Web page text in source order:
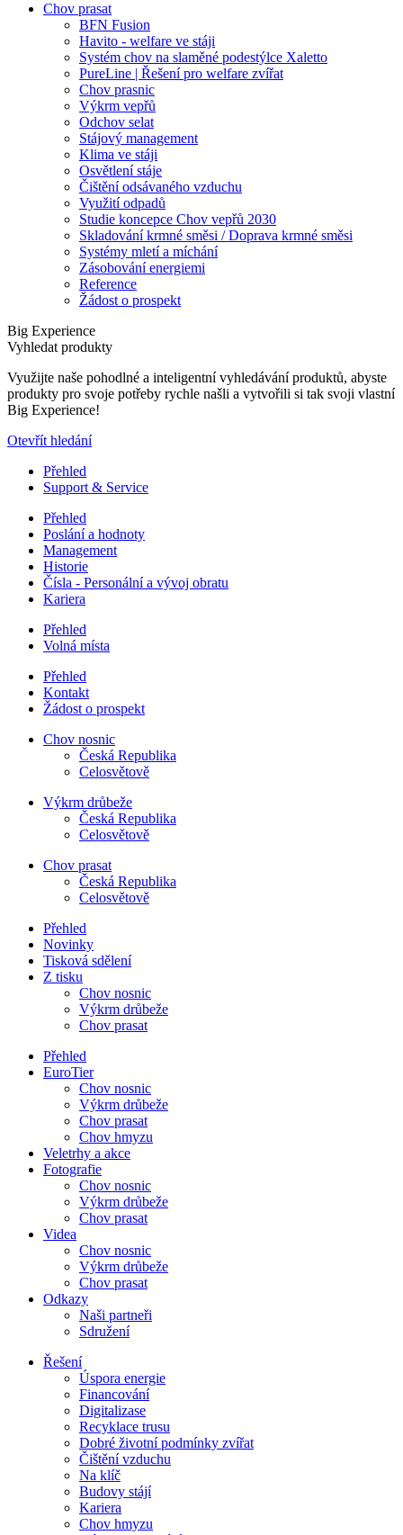
Chov prasat
BFN Fusion
Havito - welfare ve stáji
Systém chov na slaměné podestýlce Xaletto
PureLine | Řešení pro welfare zvířat
Chov prasnic
Výkrm vepřů
Odchov selat
Stájový management
Klima ve stáji
Osvětlení stáje
Čištění odsávaného vzduchu
Využití odpadů
Studie koncepce Chov vepřů 2030
Skladování krmné směsi / Doprava krmné směsi
Systémy mletí a míchání
Zásobování energiemi
Reference
Žádost o prospekt
Big Experience
Vyhledat produkty
Využijte naše pohodlné a inteligentní vyhledávání produktů, abyste
produkty pro svoje potřeby rychle našli a vytvořili si tak svoji vlastní
Big Experience!
Otevřít hledání
Přehled
Support & Service
Přehled
Poslání a hodnoty
Management
Historie
Čísla - Personální a vývoj obratu
Kariera
Přehled
Volná místa
Přehled
Kontakt
Žádost o prospekt
Chov nosnic
Česká Republika
Celosvětově
Výkrm drůbeže
Česká Republika
Celosvětově
Chov prasat
Česká Republika
Celosvětově
Přehled
Novinky
Tisková sdělení
Z tisku
Chov nosnic
Výkrm drůbeže
Chov prasat
Přehled
EuroTier
Chov nosnic
Výkrm drůbeže
Chov prasat
Chov hmyzu
Veletrhy a akce
Fotografie
Chov nosnic
Výkrm drůbeže
Chov prasat
Videa
Chov nosnic
Výkrm drůbeže
Chov prasat
Odkazy
Naši partneři
Sdružení
Řešení
Úspora energie
Financování
Digitalizase
Recyklace trusu
Dobré životní podmínky zvířat
Čištění vzduchu
Na klíč
Budovy stájí
Kariera
Chov hmyzu